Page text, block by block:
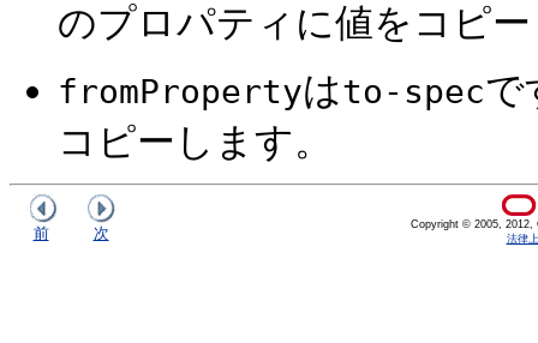
のプロパティに値をコピ
fromPropertyはto-specで
コピーします。
前 次
Copyright © 2005, 2012,
法律